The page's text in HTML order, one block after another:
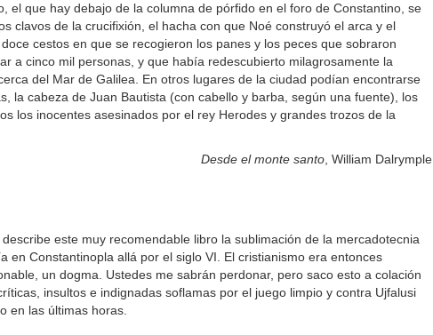
el que hay debajo de la columna de pórfido en el foro de Constantino, se
clavos de la crucifixión, el hacha con que Noé construyó el arca y el
cestos en que se recogieron los panes y los peces que sobraron
a cinco mil personas, y que había redescubierto milagrosamente la
del Mar de Galilea. En otros lugares de la ciudad podían encontrarse
la cabeza de Juan Bautista (con cabello y barba, según una fuente), los
los inocentes asesinados por el rey Herodes y grandes trozos de la
Desde el monte santo , William Dalrymple
este muy recomendable libro la sublimación de la mercadotecnia
en Constantinopla allá por el siglo VI. El cristianismo era entonces
un dogma. Ustedes me sabrán perdonar, pero saco esto a colación
insultos e indignadas soflamas por el juego limpio y contra Ujfalusi
en las últimas horas.